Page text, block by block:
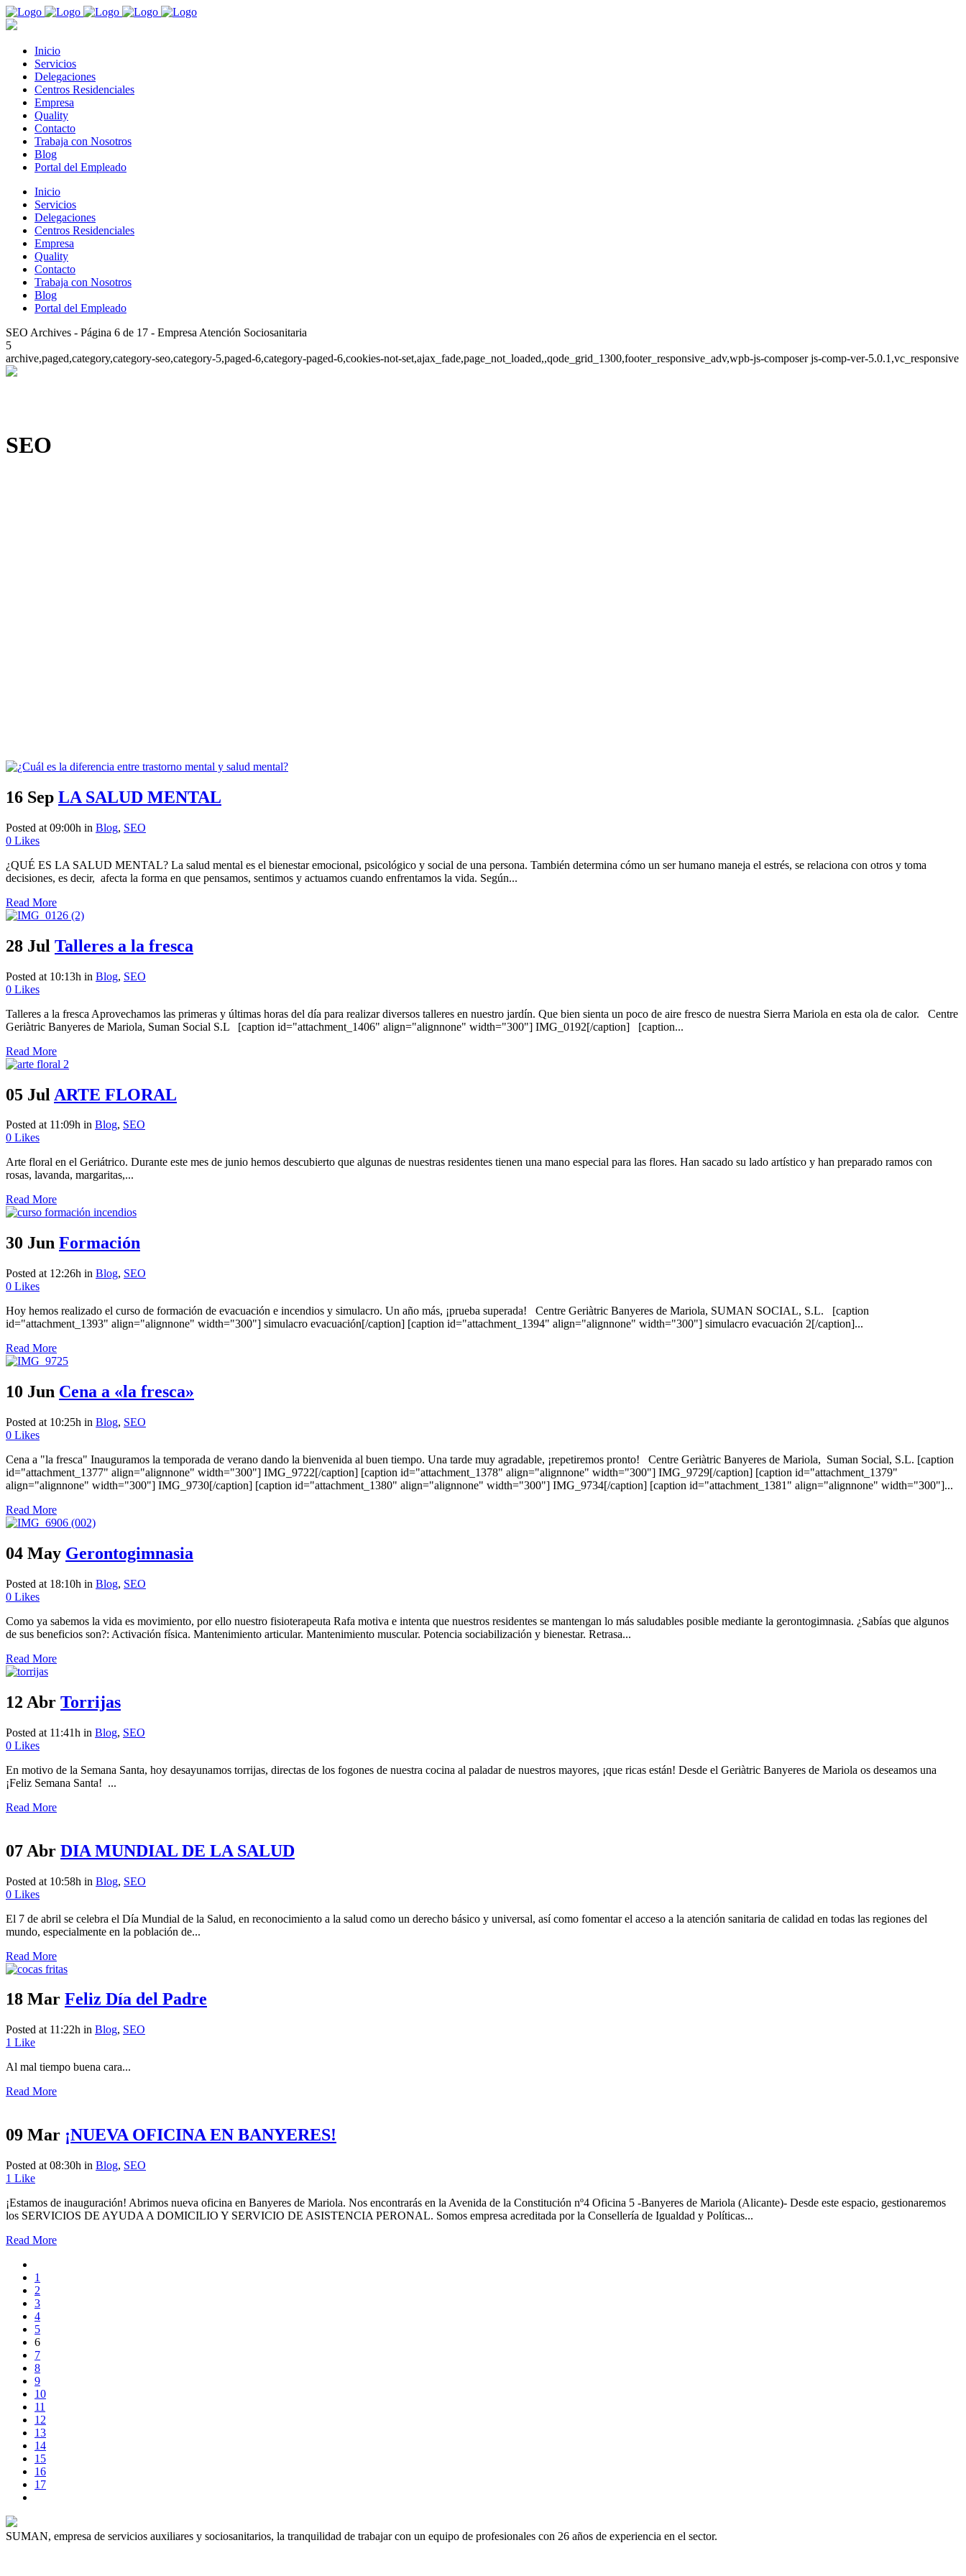
Inicio
Servicios
Delegaciones
Centros Residenciales
Empresa
Quality
Contacto
Trabaja con Nosotros
Blog
Portal del Empleado
Inicio
Servicios
Delegaciones
Centros Residenciales
Empresa
Quality
Contacto
Trabaja con Nosotros
Blog
Portal del Empleado
SEO Archives - Página 6 de 17 - Empresa Atención Sociosanitaria
5
archive,paged,category,category-seo,category-5,paged-6,category-paged-6,cookies-not-set,ajax_fade,page_not_loaded,,qode_grid_1300,footer_responsive_adv,wpb-js-composer js-comp-ver-5.0.1,vc_responsive
SEO
16 Sep LA SALUD MENTAL
Posted at 09:00h in Blog, SEO
0 Likes
¿QUÉ ES LA SALUD MENTAL? La salud mental es el bienestar emocional, psicológico y social de una persona. También determina cómo un ser humano maneja el estrés, se relaciona con otros y toma
decisiones, es decir, afecta la forma en que pensamos, sentimos y actuamos cuando enfrentamos la vida. Según...
Read More
28 Jul Talleres a la fresca
Posted at 10:13h in Blog, SEO
0 Likes
Talleres a la fresca Aprovechamos las primeras y últimas horas del día para realizar diversos talleres en nuestro jardín. Que bien sienta un poco de aire fresco de nuestra Sierra Mariola en esta ola de calor. Centre
Geriàtric Banyeres de Mariola, Suman Social S.L [caption id="attachment_1406" align="alignnone" width="300"] IMG_0192[/caption] [caption...
Read More
05 Jul ARTE FLORAL
Posted at 11:09h in Blog, SEO
0 Likes
Arte floral en el Geriátrico. Durante este mes de junio hemos descubierto que algunas de nuestras residentes tienen una mano especial para las flores. Han sacado su lado artístico y han preparado ramos con
rosas, lavanda, margaritas,...
Read More
30 Jun Formación
Posted at 12:26h in Blog, SEO
0 Likes
Hoy hemos realizado el curso de formación de evacuación e incendios y simulacro. Un año más, ¡prueba superada! Centre Geriàtric Banyeres de Mariola, SUMAN SOCIAL, S.L. [caption
id="attachment_1393" align="alignnone" width="300"] simulacro evacuación[/caption] [caption id="attachment_1394" align="alignnone" width="300"] simulacro evacuación 2[/caption]...
Read More
10 Jun Cena a «la fresca»
Posted at 10:25h in Blog, SEO
0 Likes
Cena a "la fresca" Inauguramos la temporada de verano dando la bienvenida al buen tiempo. Una tarde muy agradable, ¡repetiremos pronto! Centre Geriàtric Banyeres de Mariola, Suman Social, S.L. [caption
id="attachment_1377" align="alignnone" width="300"] IMG_9722[/caption] [caption id="attachment_1378" align="alignnone" width="300"] IMG_9729[/caption] [caption id="attachment_1379"
align="alignnone" width="300"] IMG_9730[/caption] [caption id="attachment_1380" align="alignnone" width="300"] IMG_9734[/caption] [caption id="attachment_1381" align="alignnone" width="300"]...
Read More
04 May Gerontogimnasia
Posted at 18:10h in Blog, SEO
0 Likes
Como ya sabemos la vida es movimiento, por ello nuestro fisioterapeuta Rafa motiva e intenta que nuestros residentes se mantengan lo más saludables posible mediante la gerontogimnasia. ¿Sabías que algunos
de sus beneficios son?: Activación física. Mantenimiento articular. Mantenimiento muscular. Potencia sociabilización y bienestar. Retrasa...
Read More
12 Abr Torrijas
Posted at 11:41h in Blog, SEO
0 Likes
En motivo de la Semana Santa, hoy desayunamos torrijas, directas de los fogones de nuestra cocina al paladar de nuestros mayores, ¡que ricas están! Desde el Geriàtric Banyeres de Mariola os deseamos una
¡Feliz Semana Santa! ...
Read More
07 Abr DIA MUNDIAL DE LA SALUD
Posted at 10:58h in Blog, SEO
0 Likes
El 7 de abril se celebra el Día Mundial de la Salud, en reconocimiento a la salud como un derecho básico y universal, así como fomentar el acceso a la atención sanitaria de calidad en todas las regiones del
mundo, especialmente en la población de...
Read More
18 Mar Feliz Día del Padre
Posted at 11:22h in Blog, SEO
1 Like
Al mal tiempo buena cara...
Read More
09 Mar ¡NUEVA OFICINA EN BANYERES!
Posted at 08:30h in Blog, SEO
1 Like
¡Estamos de inauguración! Abrimos nueva oficina en Banyeres de Mariola. Nos encontrarás en la Avenida de la Constitución nº4 Oficina 5 -Banyeres de Mariola (Alicante)- Desde este espacio, gestionaremos
los SERVICIOS DE AYUDA A DOMICILIO Y SERVICIO DE ASISTENCIA PERONAL. Somos empresa acreditada por la Consellería de Igualdad y Políticas...
Read More
1
2
3
4
5
6
7
8
9
10
11
12
13
14
15
16
17
SUMAN, empresa de servicios auxiliares y sociosanitarios, la tranquilidad de trabajar con un equipo de profesionales con 26 años de experiencia en el sector.